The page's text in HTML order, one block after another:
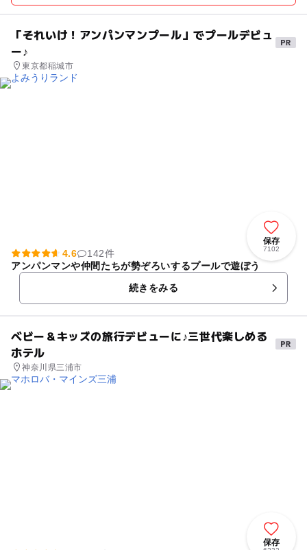
「それいけ！アンパンマンプール」でプールデビュ
ー♪
東京都稲城市
保存
7102
4.6
142件
アンパンマンや仲間たちが勢ぞろいするプールで遊ぼう
続きをみる
ベビー＆キッズの旅行デビューに♪三世代楽しめる
ホテル
神奈川県三浦市
保存